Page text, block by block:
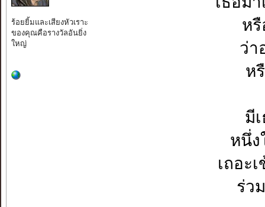
ร้อยยิ้มและเสียงหัวเราะ
ของคุณคือรางวัลอันยิ่ง
ใหญ่
ห
ว่า
ห
มี
หนึ่ง
เถอะ
ร่ว